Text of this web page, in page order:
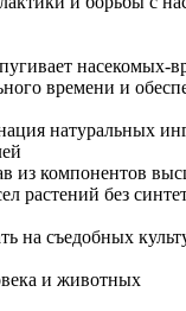
насекомых-
времени и
натуральных
из компонентов
растений без
на съедобных
и животных